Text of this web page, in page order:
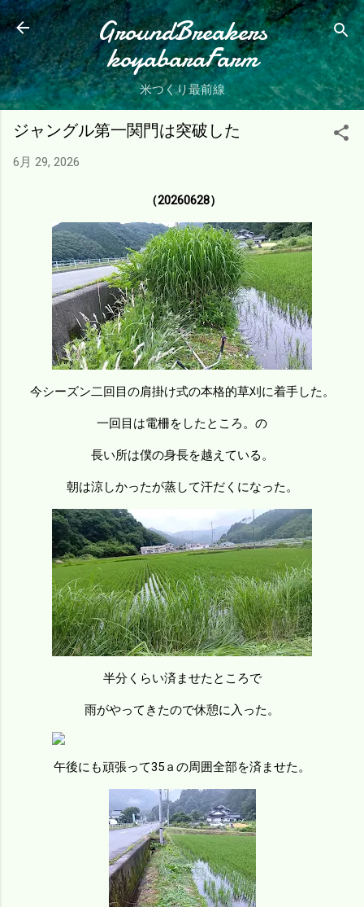
スキップしてメイン コンテンツに移動
GroundBreakers
koyabaraFarm
米つくり最前線
ジャングル第一関門は突破した
6月 29, 2026
（20260628）
今シーズン二回目の肩掛け式の本格的草刈に着手した。
一回目は電柵をしたところ。の
長い所は僕の身長を越えている。
朝は涼しかったが蒸して汗だくになった。
半分くらい済ませたところで
雨がやってきたので休憩に入った。
午後にも頑張って35ａの周囲全部を済ませた。